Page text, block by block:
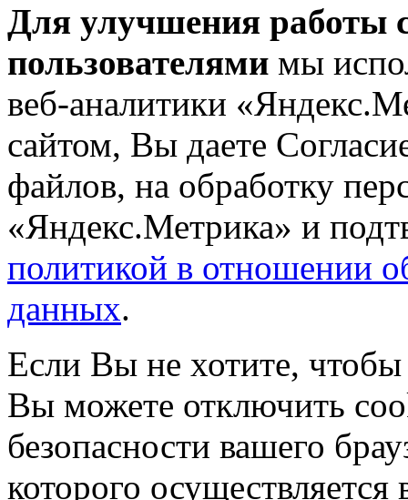
Для улучшения работы
пользователями мы
веб-аналитики
сайтом, Вы даете
файлов, на обработку
«Яндекс.Метрика» и
политикой в отношении
данных.
Если Вы не хотите,
Вы можете отключить
безопасности вашего
которого